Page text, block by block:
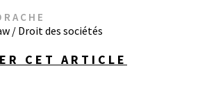
/ Droit des sociétés
CET ARTICLE